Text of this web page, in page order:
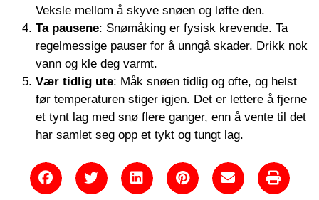
Veksle mellom å skyve snøen og løfte den.
Ta pausene: Snømåking er fysisk krevende. Ta
regelmessige pauser for å unngå skader. Drikk nok
vann og kle deg varmt.
Vær tidlig ute: Måk snøen tidlig og ofte, og helst
før temperaturen stiger igjen. Det er lettere å fjerne
et tynt lag med snø flere ganger, enn å vente til det
har samlet seg opp et tykt og tungt lag.